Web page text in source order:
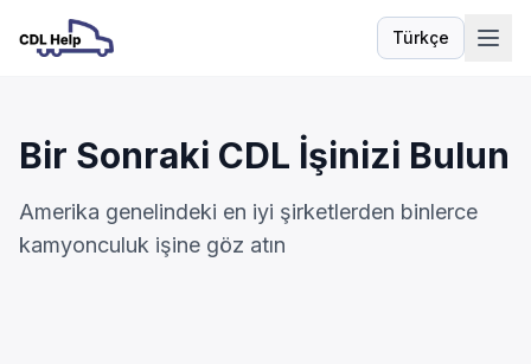
Türkçe
Dil
Bir Sonraki CDL İşinizi Bulun
Amerika genelindeki en iyi şirketlerden binlerce
kamyonculuk işine göz atın